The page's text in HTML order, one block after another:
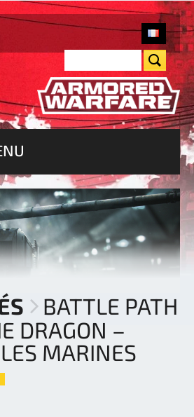
BATTLE PATH
DRAGON –
MARINES